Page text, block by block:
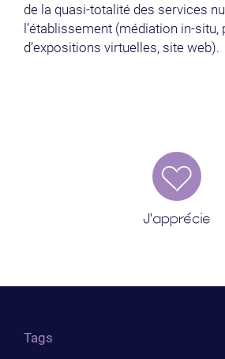
de la quasi-totalité des services
l’établissement (médiation in-situ,
d’expositions virtuelles, site web).
J'apprécie
Tags